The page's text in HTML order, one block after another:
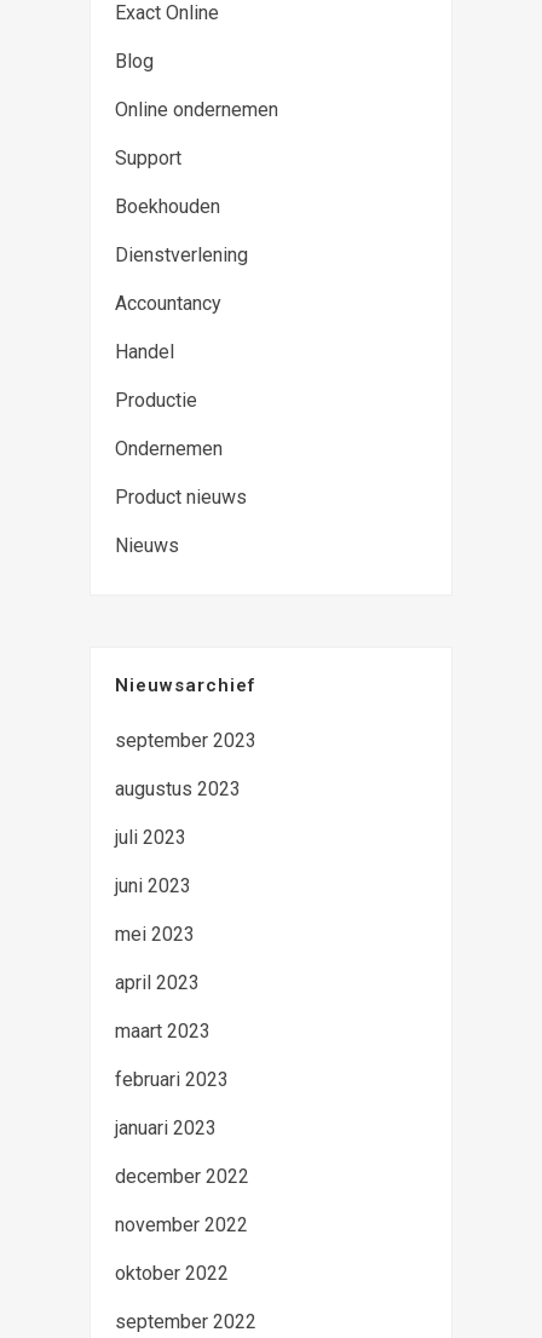
Exact Online
Blog
Online ondernemen
Support
Boekhouden
Dienstverlening
Accountancy
Handel
Productie
Ondernemen
Product nieuws
Nieuws
Nieuwsarchief
september 2023
augustus 2023
juli 2023
juni 2023
mei 2023
april 2023
maart 2023
februari 2023
januari 2023
december 2022
november 2022
oktober 2022
september 2022